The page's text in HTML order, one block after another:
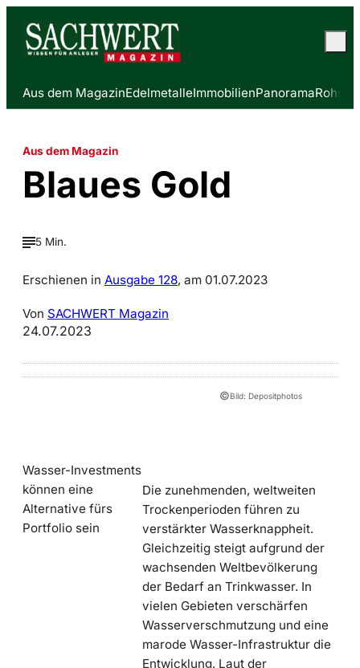
Aus dem MagazinEdelmetalleImmobilienPanorama
Aus dem Magazin
Blaues Gold
5 Min.
Erschienen in Ausgabe 128, am 01.07.2023
Von SACHWERT Magazin
24.07.2023
©Bild: Depositphotos
Wasser-Investments
können eine
Alternative fürs
Portfolio sein
Die zunehmenden, weltweiten
Trockenperioden führen zu
verstärkter Wasserknappheit.
Gleichzeitig steigt aufgrund der
wachsenden Weltbevölkerung
der Bedarf an Trinkwasser. In
vielen Gebieten verschärfen
Wasserverschmutzung und eine
marode Wasser-Infrastruktur die
Entwicklung. Laut der